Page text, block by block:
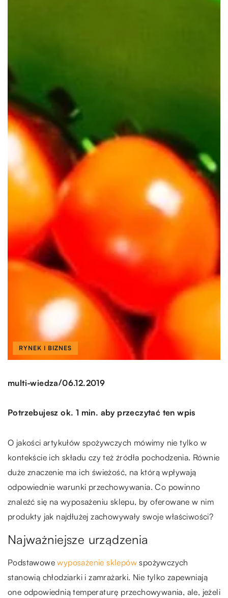
RYNEK I BIZNES
multi-wiedza/06.12.2019
Potrzebujesz ok. 1 min. aby przeczytać ten wpis
O jakości artykułów spożywczych mówimy nie tylko w
kontekście ich składu czy też źródła pochodzenia. Równie
duże znaczenie ma ich świeżość, na którą wpływają
odpowiednie warunki przechowywania. Co powinno
znaleźć się na wyposażeniu sklepu, by oferowane w nim
produkty jak najdłużej zachowywały swoje właściwości?
Najważniejsze urządzenia
Podstawowewyposażenie sklepów spożywczych
stanowią chłodziarki i zamrażarki. Nie tylko zapewniają
one odpowiednią temperaturę przechowywania, ale, jeżeli